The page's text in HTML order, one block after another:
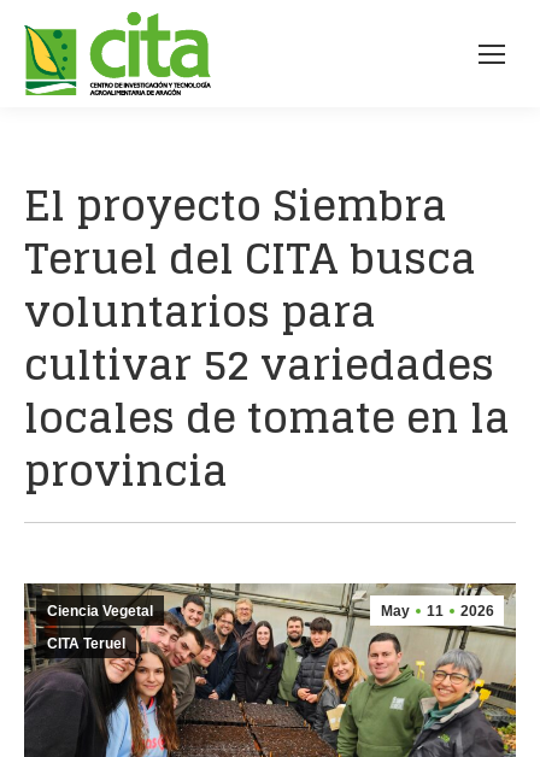
El proyecto Siembra
Teruel del CITA busca
voluntarios para
cultivar 52 variedades
locales de tomate en la
provincia
May 11 2026
Ciencia Vegetal
CITA Teruel